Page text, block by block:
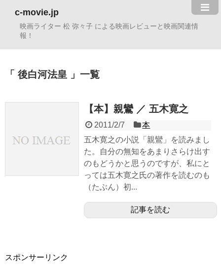
c-movie.jp
映画ライター 松 弥々子 による映画レビューと映画関連情
報！
後白河法皇 一覧
【本】親鸞 ／ 五木寛之
2011/2/7
本
五木寛之の小説「親鸞」を読みまし
た。自分の無知をあまりさらけ出す
のもどうかと思うのですが、私にと
っては五木寛之氏の著作を読むのも
（たぶん）初...
記事を読む
スポンサーリンク